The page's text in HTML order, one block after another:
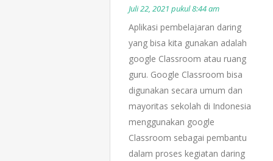
Juli 22, 2021 pukul 8:44 am
Aplikasi pembelajaran daring
yang bisa kita gunakan adalah
google Classroom atau ruang
guru. Google Classroom bisa
digunakan secara umum dan
mayoritas sekolah di Indonesia
menggunakan google
Classroom sebagai pembantu
dalam proses kegiatan daring